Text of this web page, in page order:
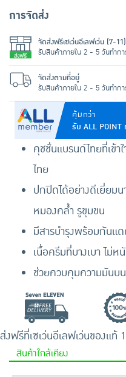
คุ้มกว่า
รับ ALL POINT
คุชชั่นแบรนด์ไทยที่เข้า
ไทย
ปกปิดได้อย่างดีเยี่ยมน
หมองคล้ำ รูขุมขน
มีสารบำรุงพร้อมกันแ
เนื้อครีมที่บางเบา ไม่
ช่วยควบคุมความมันบ
การจัดส่ง
จัดส่งฟรีเซเว่นอีเลฟเว่น (7-11)
รับสินค้าภายใน 2 - 5 วันทำกา
จัดส่งตามที่อยู่
รับสินค้าภายใน 2 - 5 วันทำกา
ส่งฟรีที่เซเว่นอีเลฟเว่นของแท้
สินค้าใกล้เคียง